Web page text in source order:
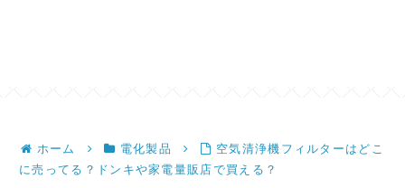
ホーム 電化製品
空気清浄機フィルターはどこ
に売ってる？ドンキや家電量販店で買える？